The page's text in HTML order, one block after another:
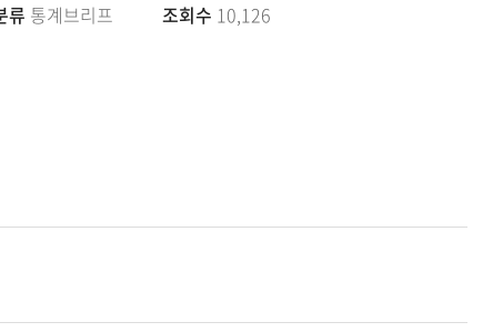
류 통계브리프 조회수 10,126